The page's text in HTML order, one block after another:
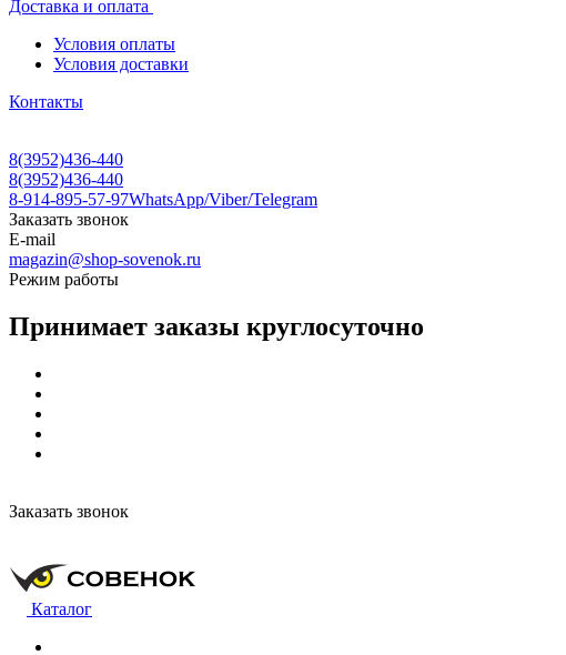
Доставка и оплата
Условия оплаты
Условия доставки
Контакты
8(3952)436-440
8(3952)436-440
8-914-895-57-97WhatsApp/Viber/Telegram
Заказать звонок
E-mail
magazin@shop-sovenok.ru
Режим работы
Принимает заказы круглосуточно
Заказать звонок
Каталог